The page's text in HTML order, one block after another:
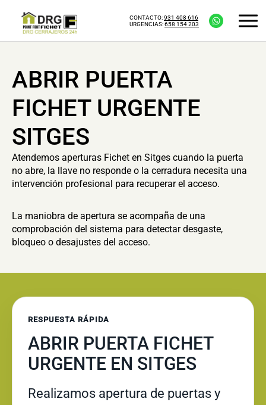
CONTACTO:931 408 616
URGENCIAS:658 154 203
ABRIR PUERTA
FICHET URGENTE
SITGES
Atendemos aperturas Fichet en Sitges cuando la puerta
no abre, la llave no responde o la cerradura necesita una
intervención profesional para recuperar el acceso.
La maniobra de apertura se acompaña de una
comprobación del sistema para detectar desgaste,
bloqueo o desajustes del acceso.
RESPUESTA RÁPIDA
ABRIR PUERTA FICHET
URGENTE EN SITGES
Realizamos apertura de puertas y